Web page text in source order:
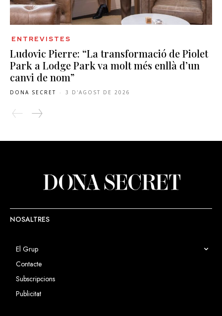
ENTREVISTES
Ludovic Pierre: “La transformació de Piolet
Park a Lodge Park va molt més enllà d’un
canvi de nom”
DONA SECRET - 3 D'AGOST DE 2026
NOSALTRES
El Grup
Contacte
Subscripcions
Publicitat